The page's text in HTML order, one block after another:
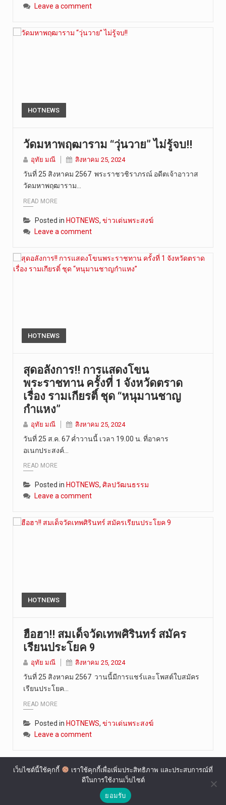
Leave a comment
HOTNEWS
วัดมหาพฤฒาราม “วุ่นวาย” ไม่รู้จบ!!
อุทัย มณี สิงหาคม 25, 2024
วันที่ 25 สิงหาคม 2567 พระราชวชิราภรณ์ อดีตเจ้าอาวาส
วัดมหาพฤฒาราม…
READ MORE
Posted in HOTNEWS, ข่าวเด่นพระสงฆ์
Leave a comment
HOTNEWS
สุดอลังการ!! การแสดงโขน
พระราชทาน ครั้งที่ 1 จังหวัดตราด
เรื่อง รามเกียรติ์ ชุด “หนุมานชาญ
กำแหง”
อุทัย มณี สิงหาคม 25, 2024
วันที่ 25 ส.ค. 67 ค่ำวานนี้ เวลา 19.00 น. ที่อาคาร
อเนกประสงค์…
READ MORE
Posted in HOTNEWS, ศิลปวัฒนธรรม
Leave a comment
HOTNEWS
ฮือฮา!! สมเด็จวัดเทพศิรินทร์ สมัคร
เรียนประโยค 9
อุทัย มณี สิงหาคม 25, 2024
วันที่ 25 สิงหาคม 2567 วานนี้มีการแชร์และโพสต์ใบสมัคร
เรียนประโยค…
READ MORE
Posted in HOTNEWS, ข่าวเด่นพระสงฆ์
Leave a comment
Copyright © 2022 The Buddh.
เว็บไซต์นี้ใช้คุกกี้
เราใช้คุกกี้เพื่อเพิ่มประสิทธิภาพ และประสบการณ์ที่
ดีในการใช้งานเว็บไซต์
ยอมรับ